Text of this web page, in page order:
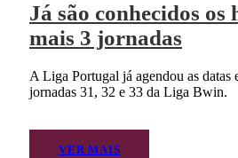
Já são conhecidos os
mais 3 jornadas
A Liga Portugal já agendou as datas
jornadas 31, 32 e 33 da Liga Bwin.
VER MAIS